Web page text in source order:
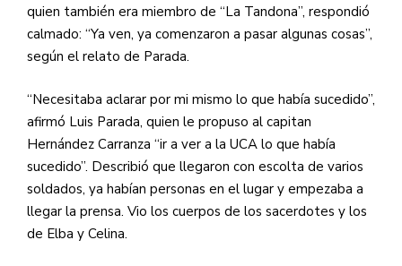
quien también era miembro de “La Tandona”, respondió
calmado: “Ya ven, ya comenzaron a pasar algunas cosas”,
según el relato de Parada.
“Necesitaba aclarar por mi mismo lo que había sucedido”,
afirmó Luis Parada, quien le propuso al capitan
Hernández Carranza “ir a ver a la UCA lo que había
sucedido”. Describió que llegaron con escolta de varios
soldados, ya habían personas en el lugar y empezaba a
llegar la prensa. Vio los cuerpos de los sacerdotes y los
de Elba y Celina.